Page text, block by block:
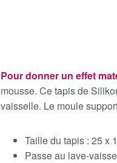
Pour donner un effet
mousse. Ce tapis de
vaisselle. Le moule
Taille du tapis : 25 x
Passe au lave-